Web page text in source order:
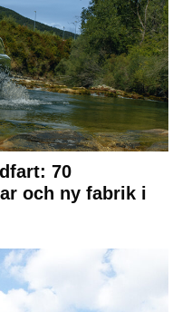
70
och ny fabrik i